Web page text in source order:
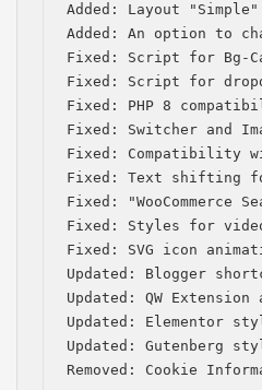
Added: Layout
Added: An option to
Fixed: Script for Bg-
Fixed: Script for
Fixed: PHP 8
Fixed: Switcher and
Fixed: Compatibility
Fixed: Text shifting
Fixed: "WooCommerce
Fixed: Styles for
Fixed: SVG icon
Updated: Blogger
Updated: QW
Updated: Elementor
Updated: Gutenberg
Removed: Cookie